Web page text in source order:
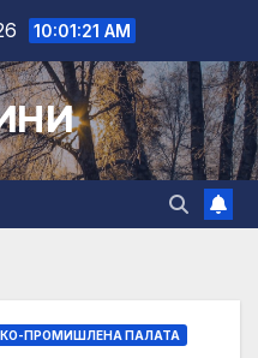
10:01:22 AM
ПРОМИШЛЕНА ПАЛАТА